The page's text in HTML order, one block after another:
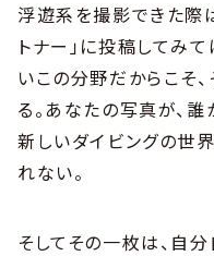
浮遊系を撮影できた際
トナー」に投稿してみ
いこの分野だからこそ
る。あなたの写真が、誰
新しいダイビングの世
れない。
そしてその一枚は、自